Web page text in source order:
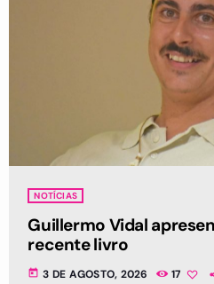
NOTÍCIAS
Guillermo Vidal
recente livro
today 3 DE AGOSTO, 2026 17